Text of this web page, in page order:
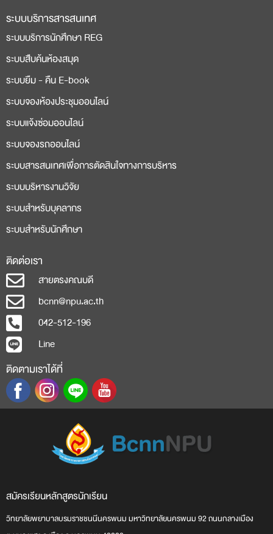
ระบบบริการสารสนเทศ
ระบบบริการนักศึกษา REG
ระบบสืบค้นห้องสมุด
ระบบยืม - คืน E-book
ระบบจองห้องประชุมออนไลน์
ระบบแจ้งซ่อมออนไลน์
ระบบจองรถออนไลน์
ระบบสารสนเทศเพื่อการตัดสินใจทางการบริหาร
ระบบบริหารงานวิจัย
ระบบสำหรับบุคลากร
ระบบสำหรับนักศึกษา
ติดต่อเรา
สายตรงคณบดี
bcnn@npu.ac.th
042-512-196
Line
ติดตามเราได้ที่
สมัครเรียนหลักสูตรนักเรียน
วิทยาลัยพยาบาลบรมราชชนนีนครพนม มหาวิทยาลัยนครพนม 92 ถนนกลางเมือง